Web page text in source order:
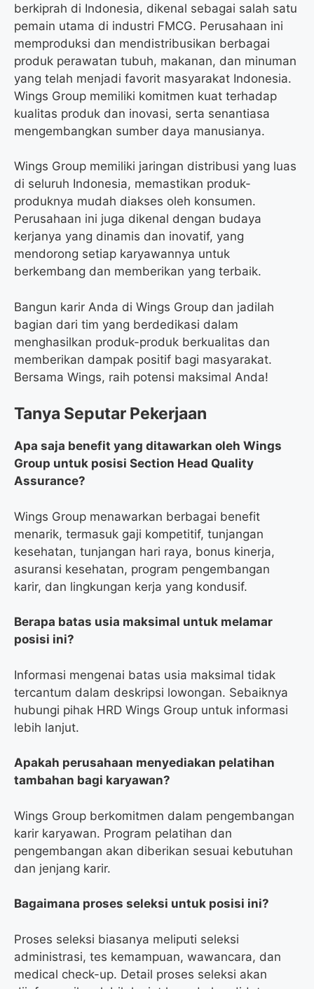
berkiprah di Indonesia, dikenal sebagai salah satu
pemain utama di industri FMCG. Perusahaan ini
memproduksi dan mendistribusikan berbagai
produk perawatan tubuh, makanan, dan minuman
yang telah menjadi favorit masyarakat Indonesia.
Wings Group memiliki komitmen kuat terhadap
kualitas produk dan inovasi, serta senantiasa
mengembangkan sumber daya manusianya.
Wings Group memiliki jaringan distribusi yang luas
di seluruh Indonesia, memastikan produk-
produknya mudah diakses oleh konsumen.
Perusahaan ini juga dikenal dengan budaya
kerjanya yang dinamis dan inovatif, yang
mendorong setiap karyawannya untuk
berkembang dan memberikan yang terbaik.
Bangun karir Anda di Wings Group dan jadilah
bagian dari tim yang berdedikasi dalam
menghasilkan produk-produk berkualitas dan
memberikan dampak positif bagi masyarakat.
Bersama Wings, raih potensi maksimal Anda!
Tanya Seputar Pekerjaan
Apa saja benefit yang ditawarkan oleh Wings
Group untuk posisi Section Head Quality
Assurance?
Wings Group menawarkan berbagai benefit
menarik, termasuk gaji kompetitif, tunjangan
kesehatan, tunjangan hari raya, bonus kinerja,
asuransi kesehatan, program pengembangan
karir, dan lingkungan kerja yang kondusif.
Berapa batas usia maksimal untuk melamar
posisi ini?
Informasi mengenai batas usia maksimal tidak
tercantum dalam deskripsi lowongan. Sebaiknya
hubungi pihak HRD Wings Group untuk informasi
lebih lanjut.
Apakah perusahaan menyediakan pelatihan
tambahan bagi karyawan?
Wings Group berkomitmen dalam pengembangan
karir karyawan. Program pelatihan dan
pengembangan akan diberikan sesuai kebutuhan
dan jenjang karir.
Bagaimana proses seleksi untuk posisi ini?
Proses seleksi biasanya meliputi seleksi
administrasi, tes kemampuan, wawancara, dan
medical check-up. Detail proses seleksi akan